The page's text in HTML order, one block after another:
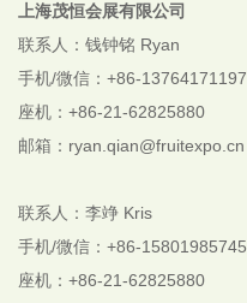
上海茂恒会展有限公司
联系人：钱钟铭 Ryan
手机/微信：+86-13764171197
座机：+86-21-62825880
邮箱：ryan.qian@fruitexpo.cn
联系人：李竫 Kris
手机/微信：+86-15801985745
座机：+86-21-62825880